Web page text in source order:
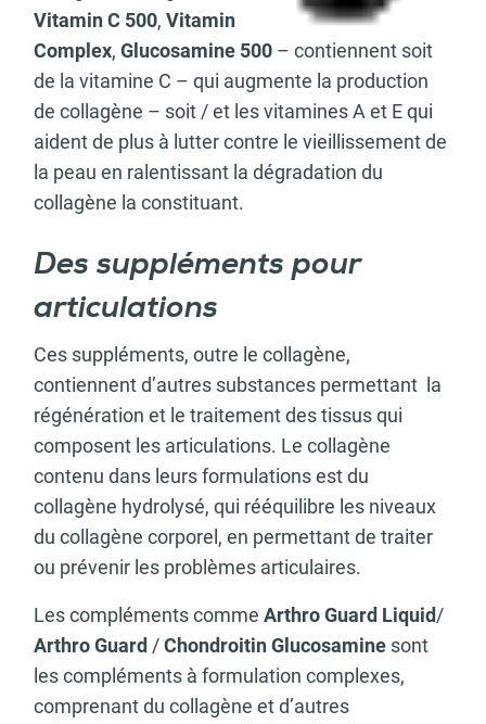
Vitamin C 500, Vitamin
Complex, Glucosamine 500 – contiennent soit
de la vitamine C – qui augmente la production
de collagène – soit / et les vitamines A et E qui
aident de plus à lutter contre le vieillissement de
la peau en ralentissant la dégradation du
collagène la constituant.
Des suppléments pour
articulations
Ces suppléments, outre le collagène,
contiennent d’autres substances permettant la
régénération et le traitement des tissus qui
composent les articulations. Le collagène
contenu dans leurs formulations est du
collagène hydrolysé, qui rééquilibre les niveaux
du collagène corporel, en permettant de traiter
ou prévenir les problèmes articulaires.
Les compléments comme Arthro Guard Liquid/
Arthro Guard /Chondroitin Glucosamine sont
les compléments à formulation complexes,
comprenant du collagène et d’autres